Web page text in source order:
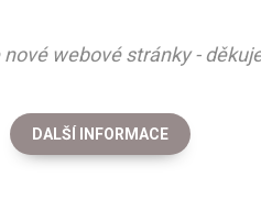
webové stránky -
DALŠÍ INFORMACE